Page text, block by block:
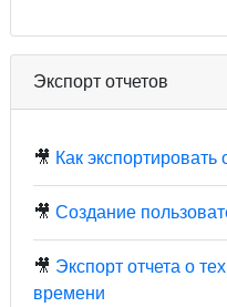
Экспорт отчетов
🎥 Как экспортировать
🎥 Создание
🎥 Экспорт отчета о
времени